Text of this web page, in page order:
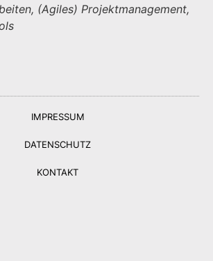
(Agiles) Projektmanagement,
IMPRESSUM
DATENSCHUTZ
KONTAKT